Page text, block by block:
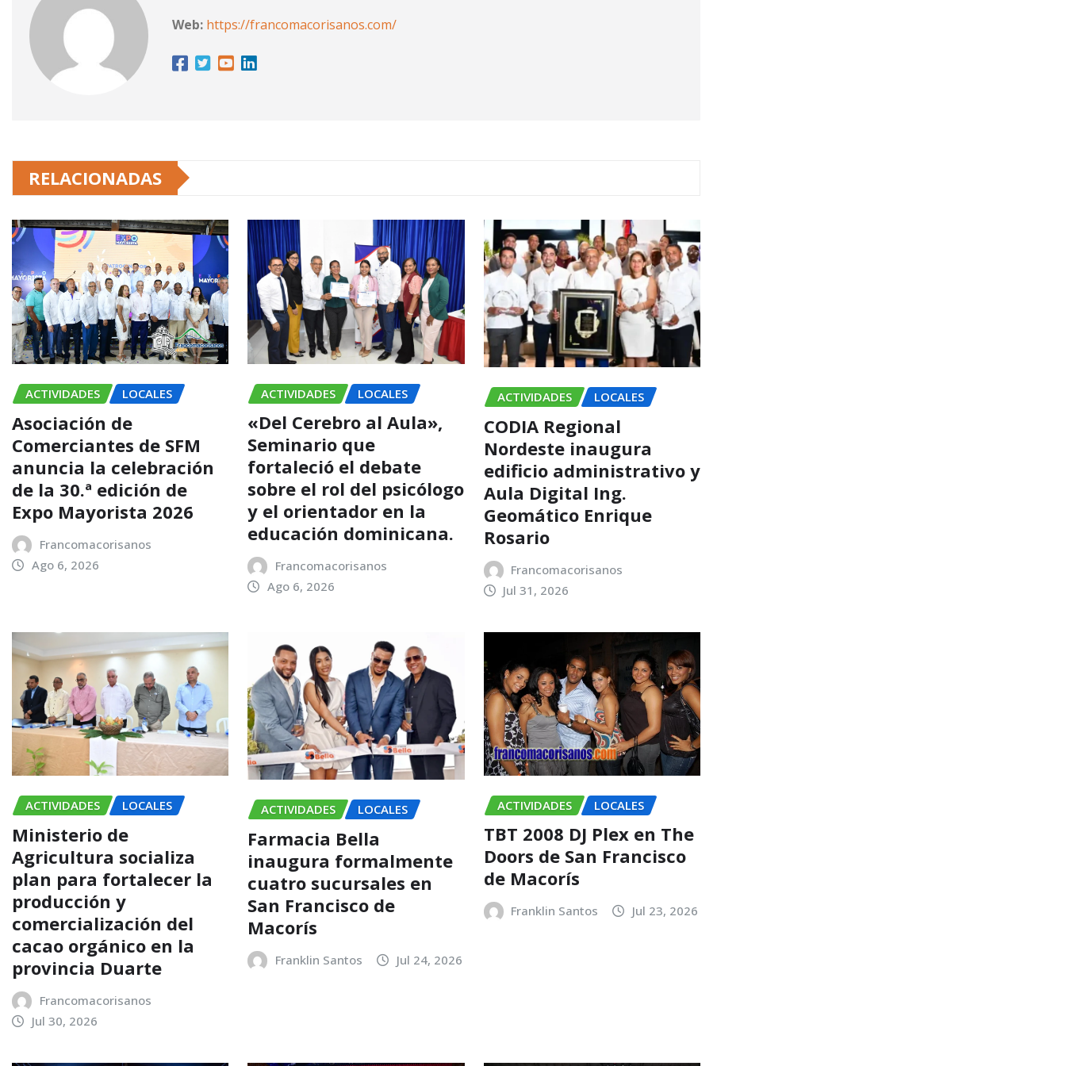
Web: https://francomacorisanos.com/
RELACIONADAS
ACTIVIDADES LOCALES
Asociación de
Comerciantes de SFM
anuncia la celebración
de la 30.ª edición de
Expo Mayorista 2026
Francomacorisanos
Ago 6, 2026
ACTIVIDADES LOCALES
«Del Cerebro al Aula»,
Seminario que
fortaleció el debate
sobre el rol del psicólogo
y el orientador en la
educación dominicana.
Francomacorisanos
Ago 6, 2026
ACTIVIDADES LOCALES
CODIA Regional
Nordeste inaugura
edificio administrativo y
Aula Digital Ing.
Geomático Enrique
Rosario
Francomacorisanos
Jul 31, 2026
ACTIVIDADES LOCALES
Ministerio de
Agricultura socializa
plan para fortalecer la
producción y
comercialización del
cacao orgánico en la
provincia Duarte
Francomacorisanos
Jul 30, 2026
ACTIVIDADES LOCALES
Farmacia Bella
inaugura formalmente
cuatro sucursales en
San Francisco de
Macorís
Franklin Santos Jul 24, 2026
ACTIVIDADES LOCALES
TBT 2008 DJ Plex en The
Doors de San Francisco
de Macorís
Franklin Santos Jul 23, 2026